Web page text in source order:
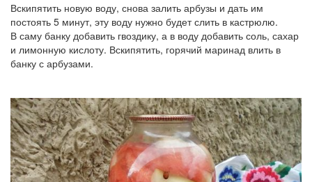
Вскипятить новую воду, снова залить арбузы и дать им
постоять 5 минут, эту воду нужно будет слить в кастрюлю.
В саму банку добавить гвоздику, а в воду добавить соль, сахар
и лимонную кислоту. Вскипятить, горячий маринад влить в
банку с арбузами.